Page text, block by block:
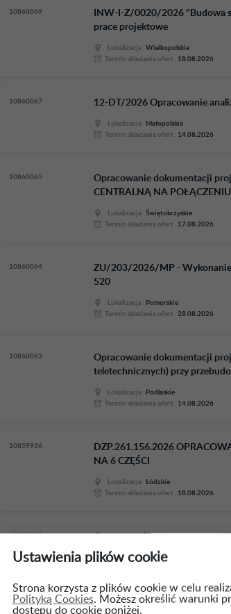
Ustawienia plików cookie
Strona korzysta z plików cookie w celu
Polityką Cookies. Możesz określić warunki
dostępu do cookie poniżej.
10860069
INW-I-Z/0020/2026 "Budowa
prace projektowe
Lokalizacja
Wielkopolskie
Termin skladania ofert
18.08.2026
10860067 12-DT/2026 Opracowanie
Lokalizacja
Małopolskie
Termin skladania ofert
14.08.2026
10860065
Opracowanie dokumentacji
CENTRALNĄ NA
Lokalizacja
Świętokrzyskie
Termin skladania ofert
17.08.2026
10860064
ZU/203/2026/MP - Wykonanie
520
Lokalizacja
Pomorskie
Termin skladania ofert
28.08.2026
10860063
Opracowanie dokumentacji
teletechnicznych) przy
Lokalizacja
Podlaskie
Termin skladania ofert
14.08.2026
10859936
DZP.261.156.2026
NA 6 CZĘŚCI
Lokalizacja
Łódzkie
Termin skladania ofert
18.08.2026
10859932
Opracowanie dokumentu pn.
zadania inwestycyjnego pn.
Termin skladania ofert
20.08.2026